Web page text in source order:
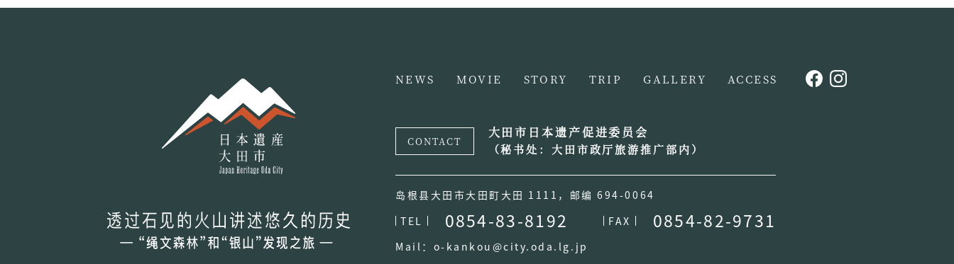
NEWS MOVIE STORY TRIP GALLERY ACCESS
CONTACT
大田市日本遗产促进委员会
（秘书处：大田市政厅旅游推广部内）
岛根县大田市大田町大田 1111，邮编 694-0064
TEL
0854-83-8192 FAX 0854-82-9731
Mail：o-kankou@city.oda.lg.jp